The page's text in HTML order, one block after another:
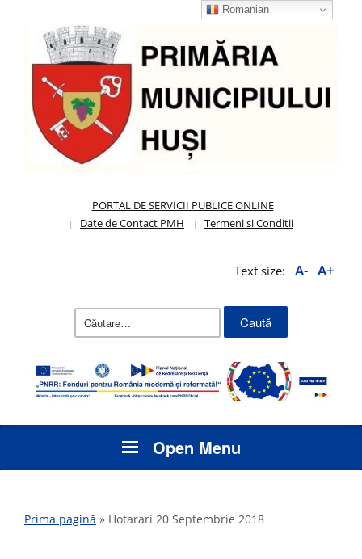
PORTAL DE SERVICII PUBLICE ONLINE
Date de Contact PMH
Termeni si Conditii
Text size: A- A+
Caută
Open Menu
Prima pagină » Hotarari 20 Septembrie 2018
Romanian